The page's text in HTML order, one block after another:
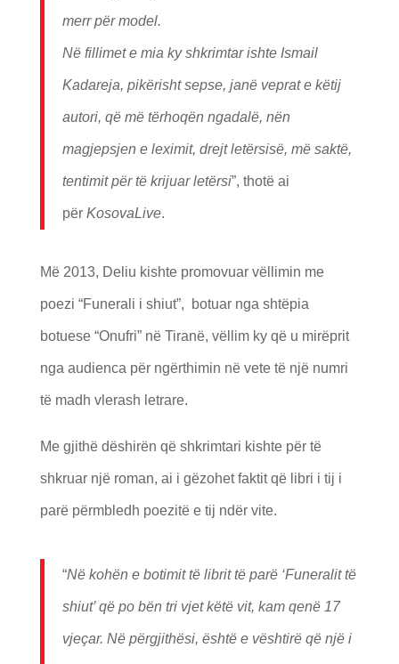
merr për model.
Në fillimet e mia ky shkrimtar ishte Ismail
Kadareja, pikërisht sepse, janë veprat e këtij
autori, që më tërhoqën ngadalë, nën
magjepsjen e leximit, drejt letërsisë, më saktë,
tentimit për të krijuar letërsi”, thotë ai
për KosovaLive.
Më 2013, Deliu kishte promovuar vëllimin me
poezi “Funerali i shiut”, botuar nga shtëpia
botuese “Onufri” në Tiranë, vëllim ky që u mirëprit
nga audienca për ngërthimin në vete të një numri
të madh vlerash letrare.
Me gjithë dëshirën që shkrimtari kishte për të
shkruar një roman, ai i gëzohet faktit që libri i tij i
parë përmbledh poezitë e tij ndër vite.
“Në kohën e botimit të librit të parë ‘Funeralit të
shiut’ që po bën tri vjet këtë vit, kam qenë 17
vjeçar. Në përgjithësi, është e vështirë që një i